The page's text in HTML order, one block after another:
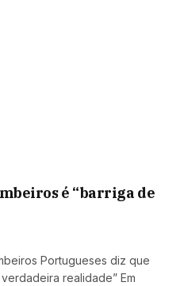
é “barriga de
Portugueses diz que
realidade” Em